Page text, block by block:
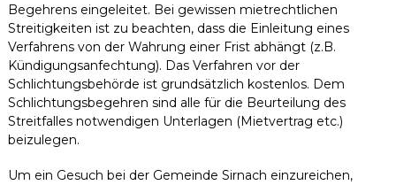
Begehrens eingeleitet. Bei gewissen mietrechtlichen
Streitigkeiten ist zu beachten, dass die Einleitung eines
Verfahrens von der Wahrung einer Frist abhängt (z.B.
Kündigungsanfechtung). Das Verfahren vor der
Schlichtungsbehörde ist grundsätzlich kostenlos. Dem
Schlichtungsbegehren sind alle für die Beurteilung des
Streitfalles notwendigen Unterlagen (Mietvertrag etc.)
beizulegen.
Um ein Gesuch bei der Gemeinde Sirnach einzureichen,